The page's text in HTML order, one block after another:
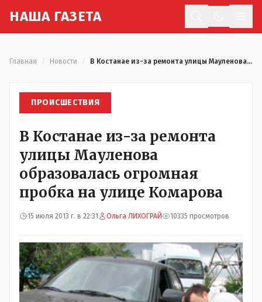
НАША ГАЗЕТА
Главная Новости В Костанае из-за ремонта улицы Мауленова образовалась огромная пробка на улице Комарова
ПРОИСШЕСТВИЯ
В Костанае из-за ремонта
улицы Мауленова
образовалась огромная
пробка на улице Комарова
15 июля 2013 г. в 22:31 Ольга ЛИХОГРАЙ 10335 просмотров